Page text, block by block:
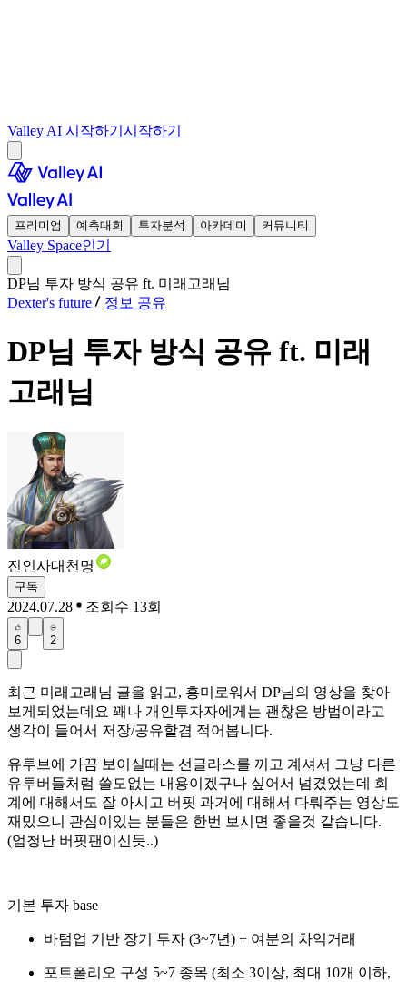
Valley AI 시작하기 시작하기
프리미엄 예측대회 투자분석 아카데미 커뮤니티
Valley Space인기
DP님 투자 방식 공유 ft. 미래고래님
Dexter's future
정보 공유
DP님 투자 방식 공유 ft. 미래
고래님
진인사대천명
구독
2024.07.28 조회수 13회
6 2
최근 미래고래님 글을 읽고, 흥미로워서 DP님의 영상을 찾아
보게되었는데요 꽤나 개인투자자에게는 괜찮은 방법이라고
생각이 들어서 저장/공유할겸 적어봅니다.
유투브에 가끔 보이실때는 선글라스를 끼고 계셔서 그냥 다른
유투버들처럼 쓸모없는 내용이겠구나 싶어서 넘겼었는데 회
계에 대해서도 잘 아시고 버핏 과거에 대해서 다뤄주는 영상도
재밌으니 관심이있는 분들은 한번 보시면 좋을것 같습니다.
(엄청난 버핏팬이신듯..)
기본 투자 base
바텀업 기반 장기 투자 (3~7년) + 여분의 차익거래
포트폴리오 구성 5~7 종목 (최소 3이상, 최대 10개 이하,